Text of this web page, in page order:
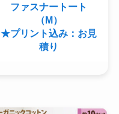
ファスナートート
（M）
★プリント込み：お見
積り